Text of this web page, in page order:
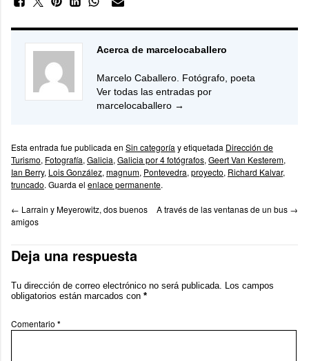
Acerca de marcelocaballero
Marcelo Caballero. Fotógrafo, poeta
Ver todas las entradas por
marcelocaballero →
Esta entrada fue publicada en Sin categoría y etiquetada Dirección de
Turismo, Fotografía, Galicia, Galicia por 4 fotógrafos, Geert Van Kesterem,
Ian Berry, Lois González, magnum, Pontevedra, proyecto, Richard Kalvar,
truncado. Guarda el enlace permanente.
← Larrain y Meyerowitz, dos buenos
amigos
A través de las ventanas de un bus →
Deja una respuesta
Tu dirección de correo electrónico no será publicada. Los campos
obligatorios están marcados con *
Comentario *